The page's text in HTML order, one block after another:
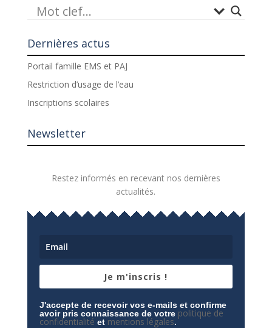
Dernières actus
Portail famille EMS et PAJ
Restriction d’usage de l’eau
Inscriptions scolaires
Newsletter
Restez informés en recevant nos dernières
actualités.
Je m'inscris !
J'accepte de recevoir vos e-mails et confirme
avoir pris connaissance de votre politique de
confidentialité et mentions légales.